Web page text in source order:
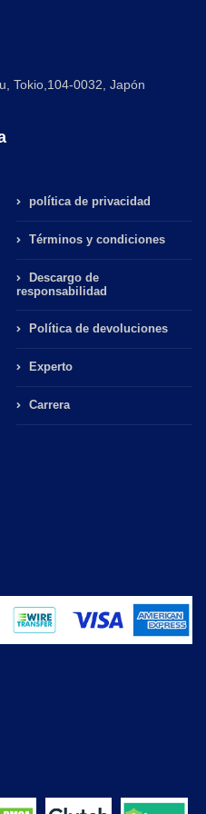
Tokio,104-0032, Japón
política de privacidad
Términos y condiciones
Descargo de
responsabilidad
Política de devoluciones
Experto
Carrera